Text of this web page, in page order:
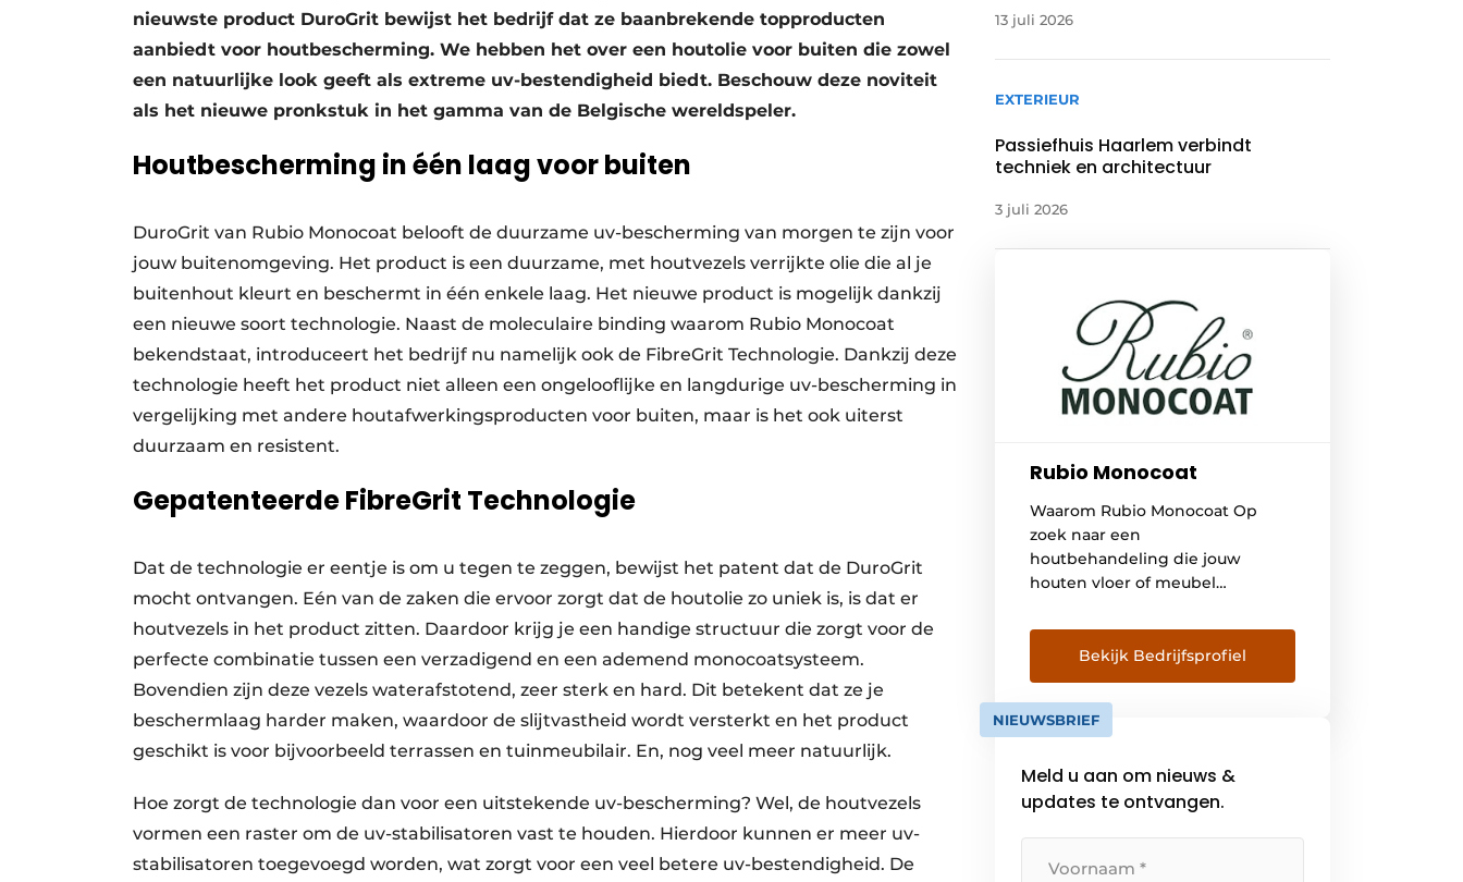
nieuwste product DuroGrit bewijst het bedrijf dat ze baanbrekende topproducten
aanbiedt voor houtbescherming. We hebben het over een houtolie voor buiten die zowel
een natuurlijke look geeft als extreme uv-bestendigheid biedt. Beschouw deze noviteit
als het nieuwe pronkstuk in het gamma van de Belgische wereldspeler.
Houtbescherming in één laag voor buiten
DuroGrit van Rubio Monocoat belooft de duurzame uv-bescherming van morgen te zijn voor
jouw buitenomgeving. Het product is een duurzame, met houtvezels verrijkte olie die al je
buitenhout kleurt en beschermt in één enkele laag. Het nieuwe product is mogelijk dankzij
een nieuwe soort technologie. Naast de moleculaire binding waarom Rubio Monocoat
bekendstaat, introduceert het bedrijf nu namelijk ook de FibreGrit Technologie. Dankzij deze
technologie heeft het product niet alleen een ongelooflijke en langdurige uv-bescherming in
vergelijking met andere houtafwerkingsproducten voor buiten, maar is het ook uiterst
duurzaam en resistent.
Gepatenteerde FibreGrit Technologie
Dat de technologie er eentje is om u tegen te zeggen, bewijst het patent dat de DuroGrit
mocht ontvangen. Eén van de zaken die ervoor zorgt dat de houtolie zo uniek is, is dat er
houtvezels in het product zitten. Daardoor krijg je een handige structuur die zorgt voor de
perfecte combinatie tussen een verzadigend en een ademend monocoatsysteem.
Bovendien zijn deze vezels waterafstotend, zeer sterk en hard. Dit betekent dat ze je
beschermlaag harder maken, waardoor de slijtvastheid wordt versterkt en het product
geschikt is voor bijvoorbeeld terrassen en tuinmeubilair. En, nog veel meer natuurlijk.
Hoe zorgt de technologie dan voor een uitstekende uv-bescherming? Wel, de houtvezels
vormen een raster om de uv-stabilisatoren vast te houden. Hierdoor kunnen er meer uv-
stabilisatoren toegevoegd worden, wat zorgt voor een veel betere uv-bestendigheid. De
13 juli 2026
EXTERIEUR
Passiefhuis Haarlem verbindt
techniek en architectuur
3 juli 2026
Rubio Monocoat
Waarom Rubio Monocoat Op
zoek naar een
houtbehandeling die jouw
houten vloer of meubel
één enkele laag? Dan is de Rubio
Monocoat Oil Plus 2C dé
oplossing voor jou! Toepassingen
De Oil Plus 2C beschermt en
kleurt vrijwel alle houtsoorten bij
teakhouten meubelen, een
eikenhout parket, een trap in
Bekijk Bedrijfsprofiel
NIEUWSBRIEF
Meld u aan om nieuws &
updates te ontvangen.